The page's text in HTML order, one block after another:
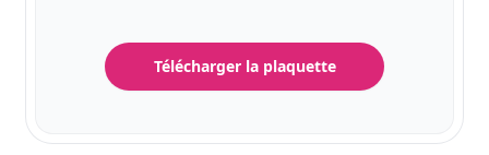
Télécharger la plaquette